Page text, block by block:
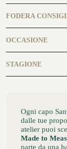
GLI
14% Lino
Ecrú
FODERA
Camel8134
OCCASIONE
business, casual
STAGIONE
Ogni capo
dalle tue
atelier puoi
Made to
parte da una